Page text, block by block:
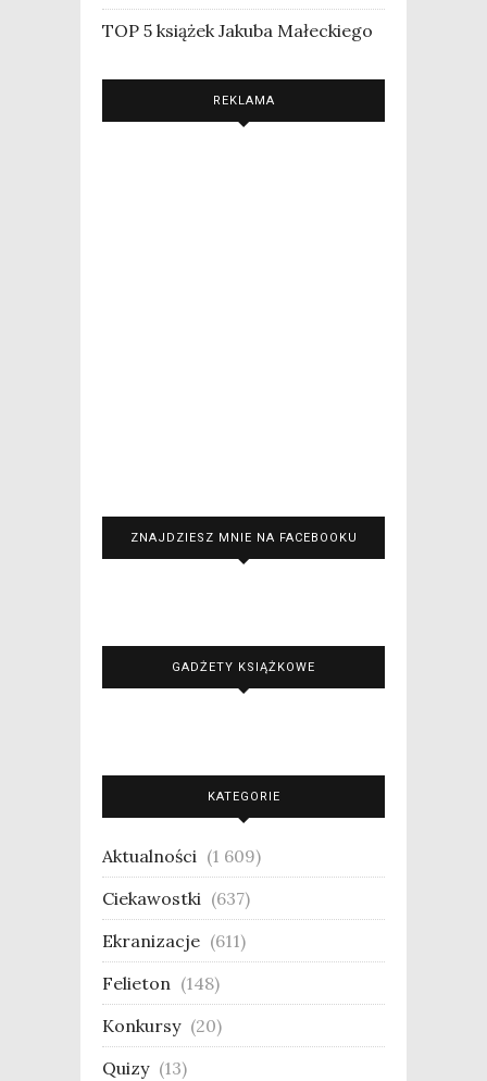
TOP 5 książek Jakuba Małeckiego
REKLAMA
ZNAJDZIESZ MNIE NA FACEBOOKU
GADŻETY KSIĄŻKOWE
KATEGORIE
Aktualności (1 609)
Ciekawostki (637)
Ekranizacje (611)
Felieton (148)
Konkursy (20)
Quizy (13)